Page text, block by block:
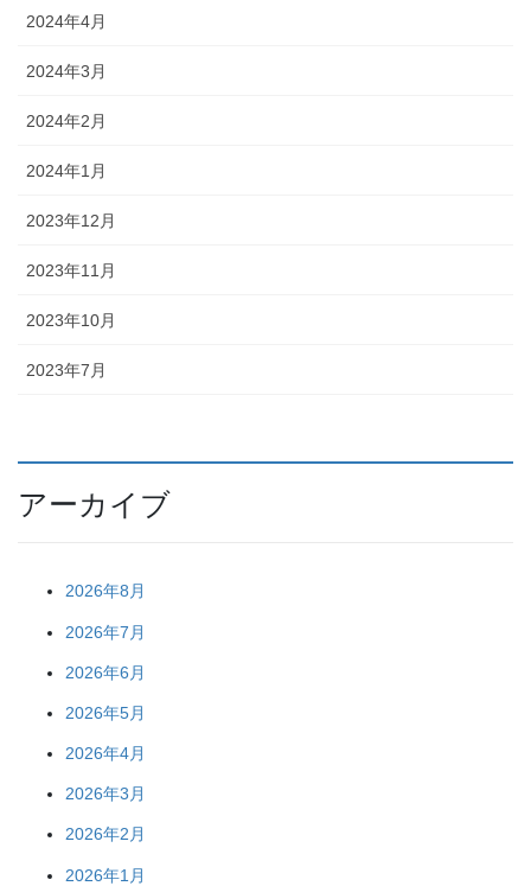
2024年4月
2024年3月
2024年2月
2024年1月
2023年12月
2023年11月
2023年10月
2023年7月
アーカイブ
2026年8月
2026年7月
2026年6月
2026年5月
2026年4月
2026年3月
2026年2月
2026年1月